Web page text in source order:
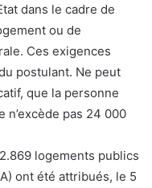
dans le cadre de
ou de
Ces exigences
postulant. Ne peut
que la personne
n’excède pas 24 000
logements publics
ont été attribués, le 5